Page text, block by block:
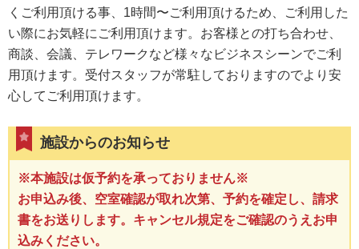
くご利用頂ける事、1時間〜ご利用頂けるため、ご利用した
い際にお気軽にご利用頂けます。お客様との打ち合わせ、
商談、会議、テレワークなど様々なビジネスシーンでご利
用頂けます。受付スタッフが常駐しておりますのでより安
心してご利用頂けます。
施設からのお知らせ
※本施設は仮予約を承っておりません※
お申込み後、空室確認が取れ次第、予約を確定し、請求
書をお送りします。キャンセル規定をご確認のうえお申
込みください。